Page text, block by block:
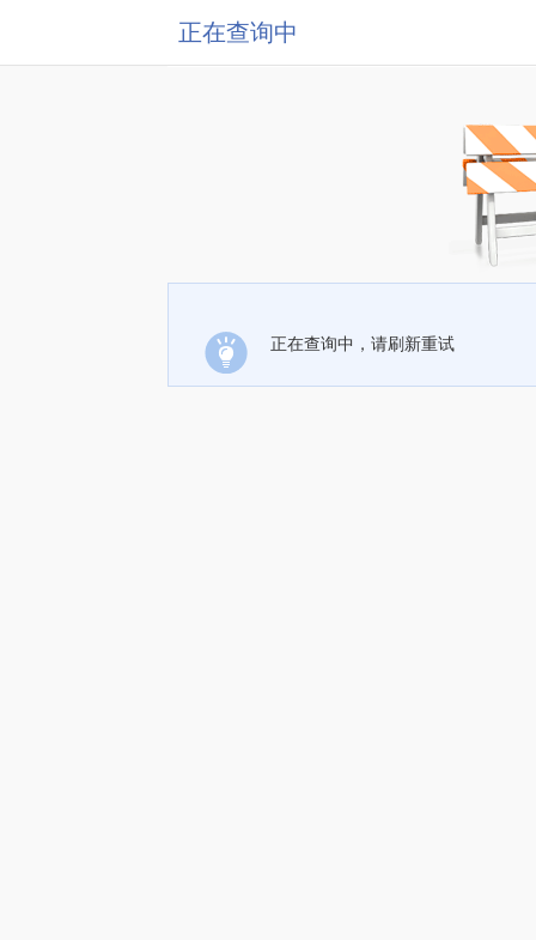
正在查询中
正在查询中，请刷新重试